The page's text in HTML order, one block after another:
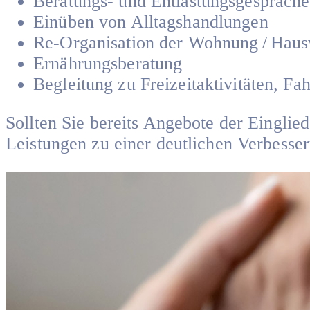
Einüben von Alltagshandlungen
Re-Organisation der Wohnung /
Ernährungsberatung
Begleitung zu Freizeitaktivitäten,
Sollten Sie bereits Angebote der
Leistungen zu einer deutlichen